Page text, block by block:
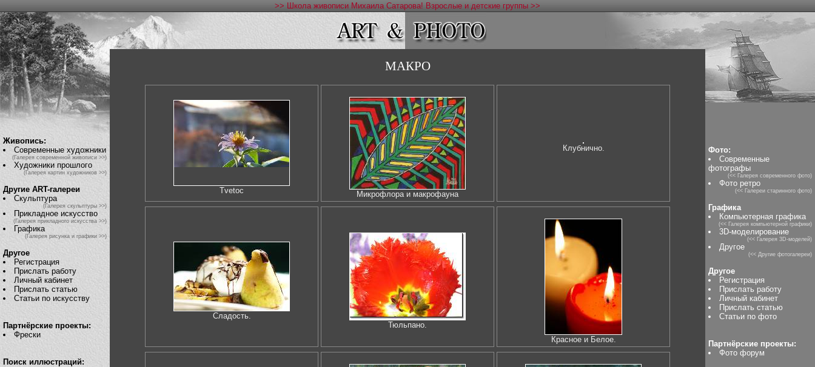
>> Школа живописи Михаила Сатарова! Взрослые и детские группы >>
Живопись:
Современные художники
(Галерея современной живописи >>)
Художники прошлого
(Галерея картин художников >>)
Другие ART-галереи
Скульптура
(Галерея скульптуры >>)
Прикладное искусство
(Галерея прикладного искусства >>)
Графика
(Галерея рисунка и графики >>)
Другое
Регистрация
Прислать работу
Личный кабинет
Прислать статью
Статьи по искусству
Партнёрские проекты:
Фрески
Поиск иллюстраций:
МАКРО
Tvetoc Микрофлора и макрофауна
Клубнично.
Сладость.
Тюльпано.
Красное и Белое.
Фото:
Современные
фотографы
(<< Галерея современного фото)
Фото ретро
(<< Галереи старинного фото)
Графика
Компьютерная графика
(<< Галерея компьютерной графики)
3D-моделирование
(<< Галерея 3D-моделей)
Другое
(<< Другие фотогалереи)
Другое
Регистрация
Прислать работу
Личный кабинет
Прислать статью
Статьи по фото
Партнёрские проекты:
Фото форум